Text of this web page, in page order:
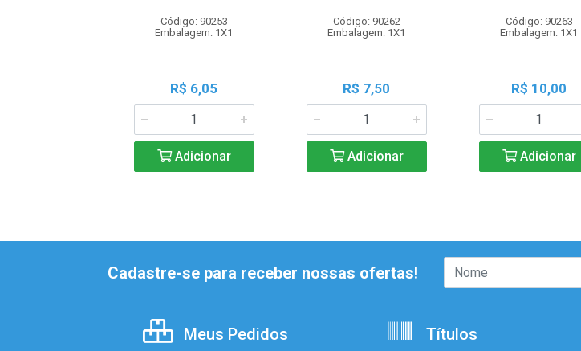
Código: 90253
Embalagem: 1X1
R$ 6,05
Adicionar
Código: 90262
Embalagem: 1X1
R$ 7,50
Adicionar
Código: 90263
Embalagem: 1X1
R$ 10,00
Adicionar
Cadastre-se para receber nossas ofertas!
Meus Pedidos Títulos